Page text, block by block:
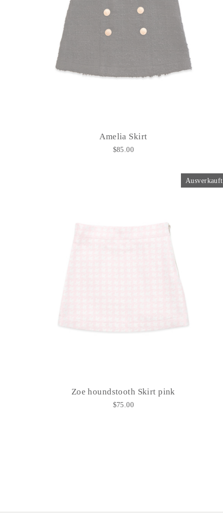
Amelia Skirt
$85.00
Ausverkauft
Zoe houndstooth Skirt pink
$75.00